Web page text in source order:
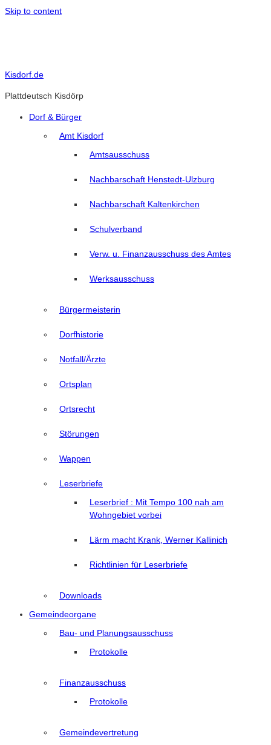
Skip to content
Kisdorf.de
Plattdeutsch Kisdörp
Dorf & Bürger
Amt Kisdorf
Amtsausschuss
Nachbarschaft Henstedt-Ulzburg
Nachbarschaft Kaltenkirchen
Schulverband
Verw. u. Finanzausschuss des Amtes
Werksausschuss
Bürgermeisterin
Dorfhistorie
Notfall/Ärzte
Ortsplan
Ortsrecht
Störungen
Wappen
Leserbriefe
Leserbrief : Mit Tempo 100 nah am
Wohngebiet vorbei
Lärm macht Krank, Werner Kallinich
Richtlinien für Leserbriefe
Downloads
Gemeindeorgane
Bau- und Planungsausschuss
Protokolle
Finanzausschuss
Protokolle
Gemeindevertretung